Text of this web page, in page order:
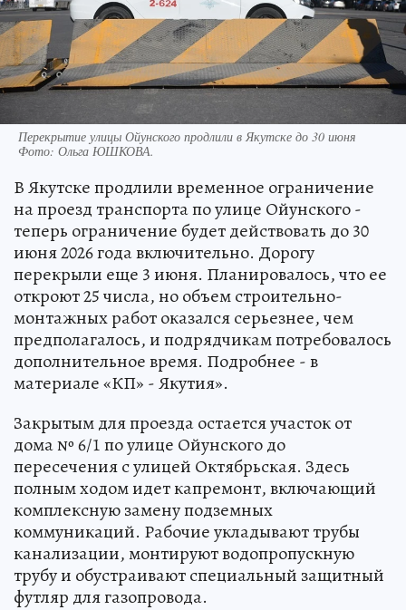
Перекрытие улицы Ойунского продлили в Якутске до 30 июня
Фото: Ольга ЮШКОВА.
В Якутске продлили временное ограничение
на проезд транспорта по улице Ойунского -
теперь ограничение будет действовать до 30
июня 2026 года включительно. Дорогу
перекрыли еще 3 июня. Планировалось, что ее
откроют 25 числа, но объем строительно-
монтажных работ оказался серьезнее, чем
предполагалось, и подрядчикам потребовалось
дополнительное время. Подробнее - в
материале «КП» - Якутия».
Закрытым для проезда остается участок от
дома № 6/1 по улице Ойунского до
пересечения с улицей Октябрьская. Здесь
полным ходом идет капремонт, включающий
комплексную замену подземных
коммуникаций. Рабочие укладывают трубы
канализации, монтируют водопропускную
трубу и обустраивают специальный защитный
футляр для газопровода.